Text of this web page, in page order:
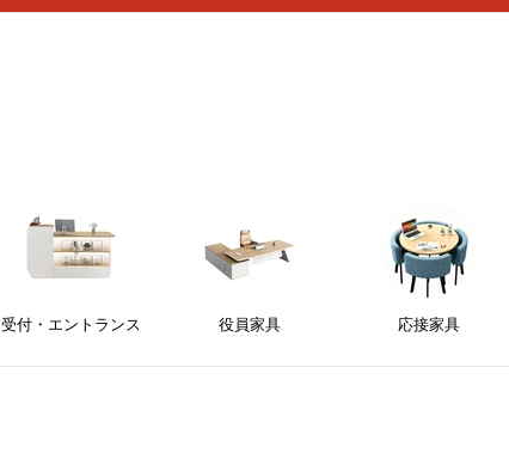
受付・エントランス 役員家具 応接家具